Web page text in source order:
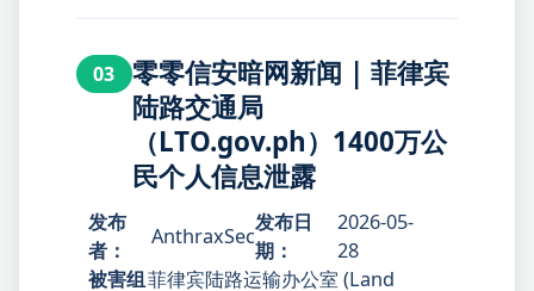
03
零零信安暗网新闻 | 菲律宾
陆路交通局
（LTO.gov.ph）1400万公
民个人信息泄露
发布
者：
AnthraxSec
发布日
期：
2026-05-
28
被害组菲律宾陆路运输办公室 (Land